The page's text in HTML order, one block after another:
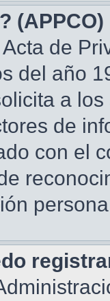
(APPCO)
de
del año
a
de
con el